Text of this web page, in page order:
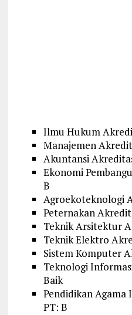
Ilmu Hukum
Manajemen
Akuntansi
Ekonomi
B
Agroekoteknologi
Peternakan
Teknik Arsitektur
Teknik Elektro
Sistem Komputer
Teknologi
Baik
Pendidikan Agama
PT: B